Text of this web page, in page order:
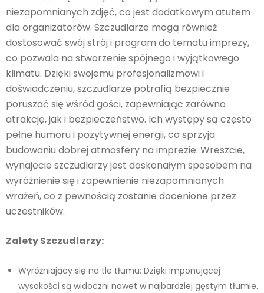
niezapomnianych zdjęć, co jest dodatkowym atutem
dla organizatorów. Szczudlarze mogą również
dostosować swój strój i program do tematu imprezy,
co pozwala na stworzenie spójnego i wyjątkowego
klimatu. Dzięki swojemu profesjonalizmowi i
doświadczeniu, szczudlarze potrafią bezpiecznie
poruszać się wśród gości, zapewniając zarówno
atrakcję, jak i bezpieczeństwo. Ich występy są często
pełne humoru i pozytywnej energii, co sprzyja
budowaniu dobrej atmosfery na imprezie. Wreszcie,
wynajęcie szczudlarzy jest doskonałym sposobem na
wyróżnienie się i zapewnienie niezapomnianych
wrażeń, co z pewnością zostanie docenione przez
uczestników.
Zalety Szczudlarzy:
Wyróżniający się na tle tłumu: Dzięki imponującej
wysokości są widoczni nawet w najbardziej gęstym tłumie.